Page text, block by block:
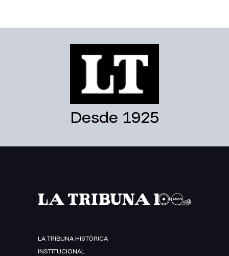
Desde 1925
LA TRIBUNA HISTÓRICA
INSTITUCIONAL